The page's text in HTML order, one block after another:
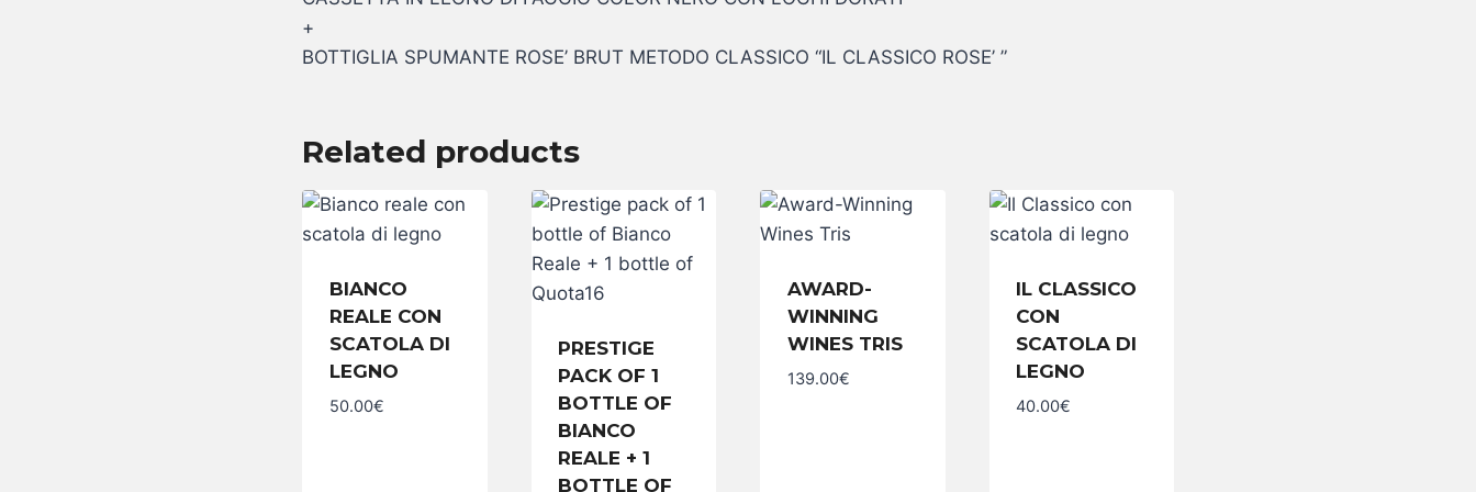
+
BOTTIGLIA SPUMANTE ROSE’ BRUT METODO CLASSICO “IL CLASSICO ROSE’ ”
Related products
BIANCO
REALE CON
SCATOLA DI
LEGNO
50.00€
Bianco
reale
con
PRESTIGE
PACK OF 1
BOTTLE OF
BIANCO
REALE + 1
BOTTLE OF
AWARD-
WINNING
WINES TRIS
139.00€
Award-
Winning
Wines
IL CLASSICO
CON
SCATOLA DI
LEGNO
40.00€
Il
Classico
con